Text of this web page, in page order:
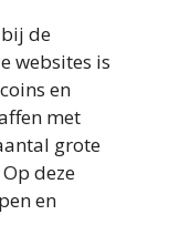
de
websites is
en
met
grote
deze
en